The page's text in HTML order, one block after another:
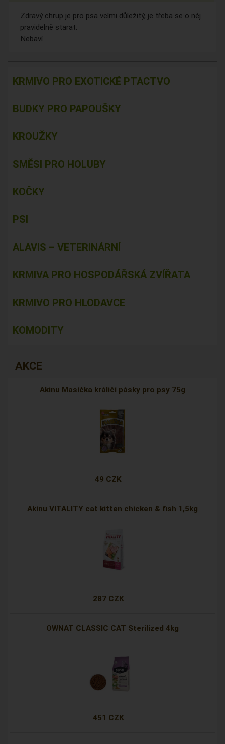
Zdravý chrup je pro psa velmi důležitý, je třeba se o něj
pravidelně starat.
Nebaví
KRMIVO PRO EXOTICKÉ PTACTVO
BUDKY PRO PAPOUŠKY
KROUŽKY
SMĚSI PRO HOLUBY
KOČKY
PSI
ALAVIS – VETERINÁRNÍ
KRMIVA PRO HOSPODÁŘSKÁ ZVÍŘATA
KRMIVO PRO HLODAVCE
KOMODITY
AKCE
Akinu Masíčka králičí pásky pro psy 75g
49 CZK
Akinu VITALITY cat kitten chicken & fish 1,5kg
287 CZK
OWNAT CLASSIC CAT Sterilized 4kg
451 CZK